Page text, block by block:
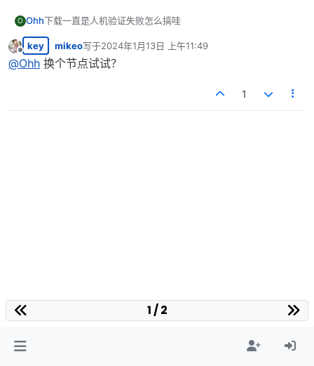
O Ohh下载一直是人机验证失败怎么搞哇
离线
key mikeo写于2024年1月13日 上午11:49
最后由 编辑
@Ohh 换个节点试试？
1
1 / 2